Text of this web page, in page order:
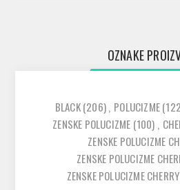
OZNAKE
BLACK(206), POLUCIZME
ZENSKE POLUCIZME (100) ,
ZENSKE POLUCIZME
ZENSKE POLUCIZME
ZENSKE POLUCIZME